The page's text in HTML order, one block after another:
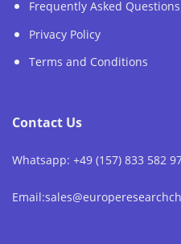
Frequently Asked Questions
Privacy Policy
Terms and Conditions
Contact Us
Whatsapp: +49 (157) 833 582